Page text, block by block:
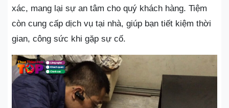
xác, mang lại sự an tâm cho quý khách hàng. Tiệm
còn cung cấp dịch vụ tại nhà, giúp bạn tiết kiệm thời
gian, công sức khi gặp sự cố.